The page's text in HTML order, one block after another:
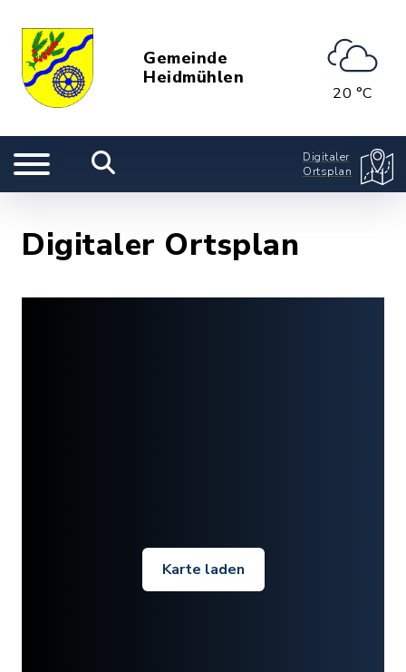
Gemeinde
Heidmühlen
20 °C
Digitaler
Ortsplan
Digitaler Ortsplan
Karte laden